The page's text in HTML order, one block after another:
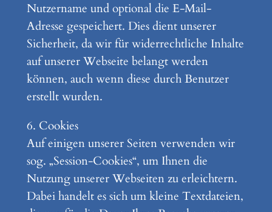
Nutzername und optional die E-Mail-
Adresse gespeichert. Dies dient unserer
Sicherheit, da wir für widerrechtliche Inhalte
auf unserer Webseite belangt werden
können, auch wenn diese durch Benutzer
erstellt wurden.
6. Cookies
Auf einigen unserer Seiten verwenden wir
sog. „Session-Cookies“, um Ihnen die
Nutzung unserer Webseiten zu erleichtern.
Dabei handelt es sich um kleine Textdateien,